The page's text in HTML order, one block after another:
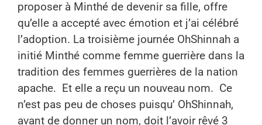
proposer à Minthé de devenir sa fille, offre
qu’elle a accepté avec émotion et j’ai célébré
l’adoption. La troisième journée OhShinnah a
initié Minthé comme femme guerrière dans la
tradition des femmes guerrières de la nation
apache. Et elle a reçu un nouveau nom. Ce
n’est pas peu de choses puisqu’ OhShinnah,
avant de donner un nom, doit l’avoir rêvé 3